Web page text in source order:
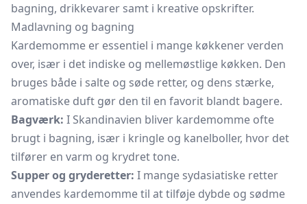
bagning, drikkevarer samt i kreative opskrifter.
Madlavning og bagning
Kardemomme er essentiel i mange køkkener verden
over, især i det indiske og mellemøstlige køkken. Den
bruges både i salte og søde retter, og dens stærke,
aromatiske duft gør den til en favorit blandt bagere.
Bagværk: I Skandinavien bliver kardemomme ofte
brugt i bagning, især i kringle og kanelboller, hvor det
tilfører en varm og krydret tone.
Supper og gryderetter: I mange sydasiatiske retter
anvendes kardemomme til at tilføje dybde og sødme